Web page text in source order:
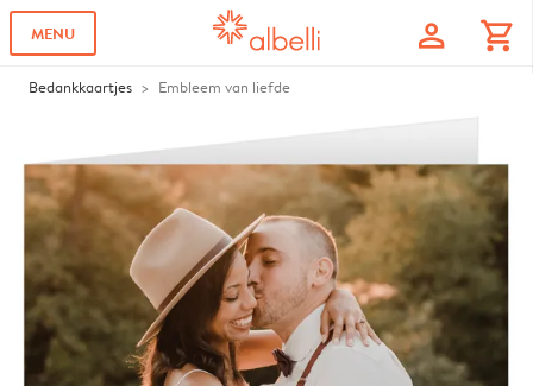
MENU profile shopping_cart
Bedankkaartjes Embleem van liefde